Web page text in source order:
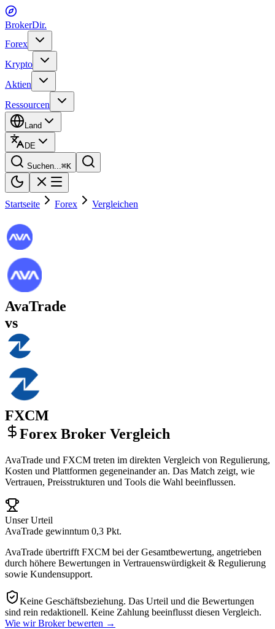
BrokerDir.
Forex
Krypto
Aktien
Ressourcen
Land
DE
Suchen...⌘K
Startseite Forex Vergleichen
AvaTrade
vs
FXCM
Forex Broker Vergleich
AvaTrade und FXCM treten im direkten Vergleich von Regulierung,
Kosten und Plattformen gegeneinander an. Das Match zeigt, wie
Vertrauen, Preisstrukturen und Tools die Wahl beeinflussen.
Unser Urteil
AvaTrade gewinntum 0,3 Pkt.
AvaTrade übertrifft FXCM bei der Gesamtbewertung, angetrieben
durch höhere Bewertungen in Vertrauenswürdigkeit & Regulierung
sowie Kundensupport.
Keine Geschäftsbeziehung. Das Urteil und die Bewertungen
sind rein redaktionell. Keine Zahlung beeinflusst diesen Vergleich.
Wie wir Broker bewerten →